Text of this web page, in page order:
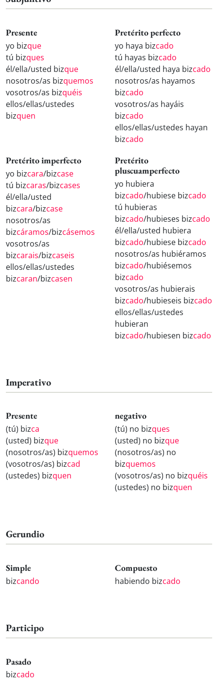
Presente
yo bizque
tú bizques
él/ella/usted bizque
nosotros/as bizquemos
vosotros/as bizquéis
ellos/ellas/ustedes
bizquen
Pretérito perfecto
yo haya bizcado
tú hayas bizcado
él/ella/usted haya bizcado
nosotros/as hayamos
bizcado
vosotros/as hayáis
bizcado
ellos/ellas/ustedes hayan
bizcado
Pretérito imperfecto
yo bizcara/bizcase
tú bizcaras/bizcases
él/ella/usted
bizcara/bizcase
nosotros/as
bizcáramos/bizcásemos
vosotros/as
bizcarais/bizcaseis
ellos/ellas/ustedes
bizcaran/bizcasen
Pretérito
pluscuamperfecto
yo hubiera
bizcado/hubiese bizcado
tú hubieras
bizcado/hubieses bizcado
él/ella/usted hubiera
bizcado/hubiese bizcado
nosotros/as hubiéramos
bizcado/hubiésemos
bizcado
vosotros/as hubierais
bizcado/hubieseis bizcado
ellos/ellas/ustedes
hubieran
bizcado/hubiesen bizcado
Imperativo
Presente
(tú) bizca
(usted) bizque
(nosotros/as) bizquemos
(vosotros/as) bizcad
(ustedes) bizquen
negativo
(tú) no bizques
(usted) no bizque
(nosotros/as) no
bizquemos
(vosotros/as) no bizquéis
(ustedes) no bizquen
Gerundio
Simple
bizcando
Compuesto
habiendo bizcado
Participo
Pasado
bizcado